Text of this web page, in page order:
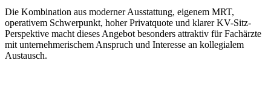
Die Kombination aus moderner Ausstattung, eigenem MRT,
operativem Schwerpunkt, hoher Privatquote und klarer KV-Sitz-
Perspektive macht dieses Angebot besonders attraktiv für Fachärzte
mit unternehmerischem Anspruch und Interesse an kollegialem
Austausch.